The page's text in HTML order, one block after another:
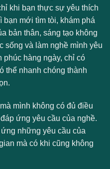
khi bạn thực sự yêu thích
mới tìm tòi, khám phá
bản thân, sáng tạo không
và làm nghề mình yêu
phúc hàng ngày, chỉ có
thể nhanh chóng thành
mình không có đủ điều
ứng yêu cầu của nghề.
những yêu cầu của
mà có khi cũng không